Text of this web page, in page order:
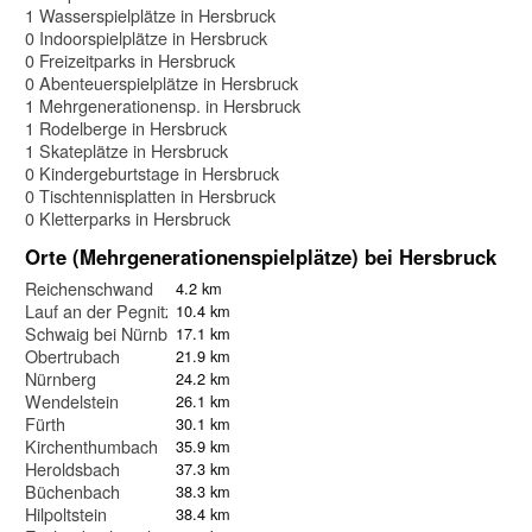
1 Wasserspielplätze in Hersbruck
0 Indoorspielplätze in Hersbruck
0 Freizeitparks in Hersbruck
0 Abenteuerspielplätze in Hersbruck
1 Mehrgenerationensp. in Hersbruck
1 Rodelberge in Hersbruck
1 Skateplätze in Hersbruck
0 Kindergeburtstage in Hersbruck
0 Tischtennisplatten in Hersbruck
0 Kletterparks in Hersbruck
Orte (Mehrgenerationenspielplätze) bei Hersbruck
Reichenschwand 4.2 km
Lauf an der Pegnitz 10.4 km
Schwaig bei Nürnberg17.1 km
Obertrubach 21.9 km
Nürnberg 24.2 km
Wendelstein 26.1 km
Fürth 30.1 km
Kirchenthumbach 35.9 km
Heroldsbach 37.3 km
Büchenbach 38.3 km
Hilpoltstein 38.4 km